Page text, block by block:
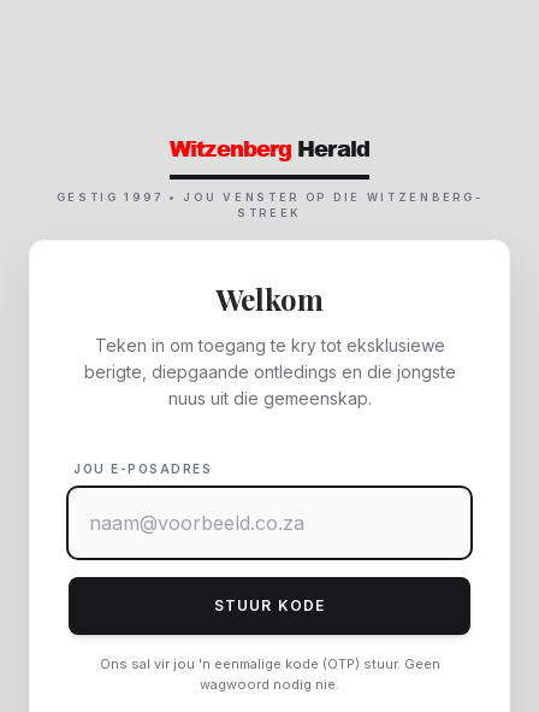
Witzenberg Herald
GESTIG 1997 • JOU VENSTER OP DIE WITZENBERG-
STREEK
Welkom
Teken in om toegang te kry tot eksklusiewe
berigte, diepgaande ontledings en die jongste
nuus uit die gemeenskap.
JOU E-POSADRES
STUUR KODE
Ons sal vir jou 'n eenmalige kode (OTP) stuur. Geen
wagwoord nodig nie.